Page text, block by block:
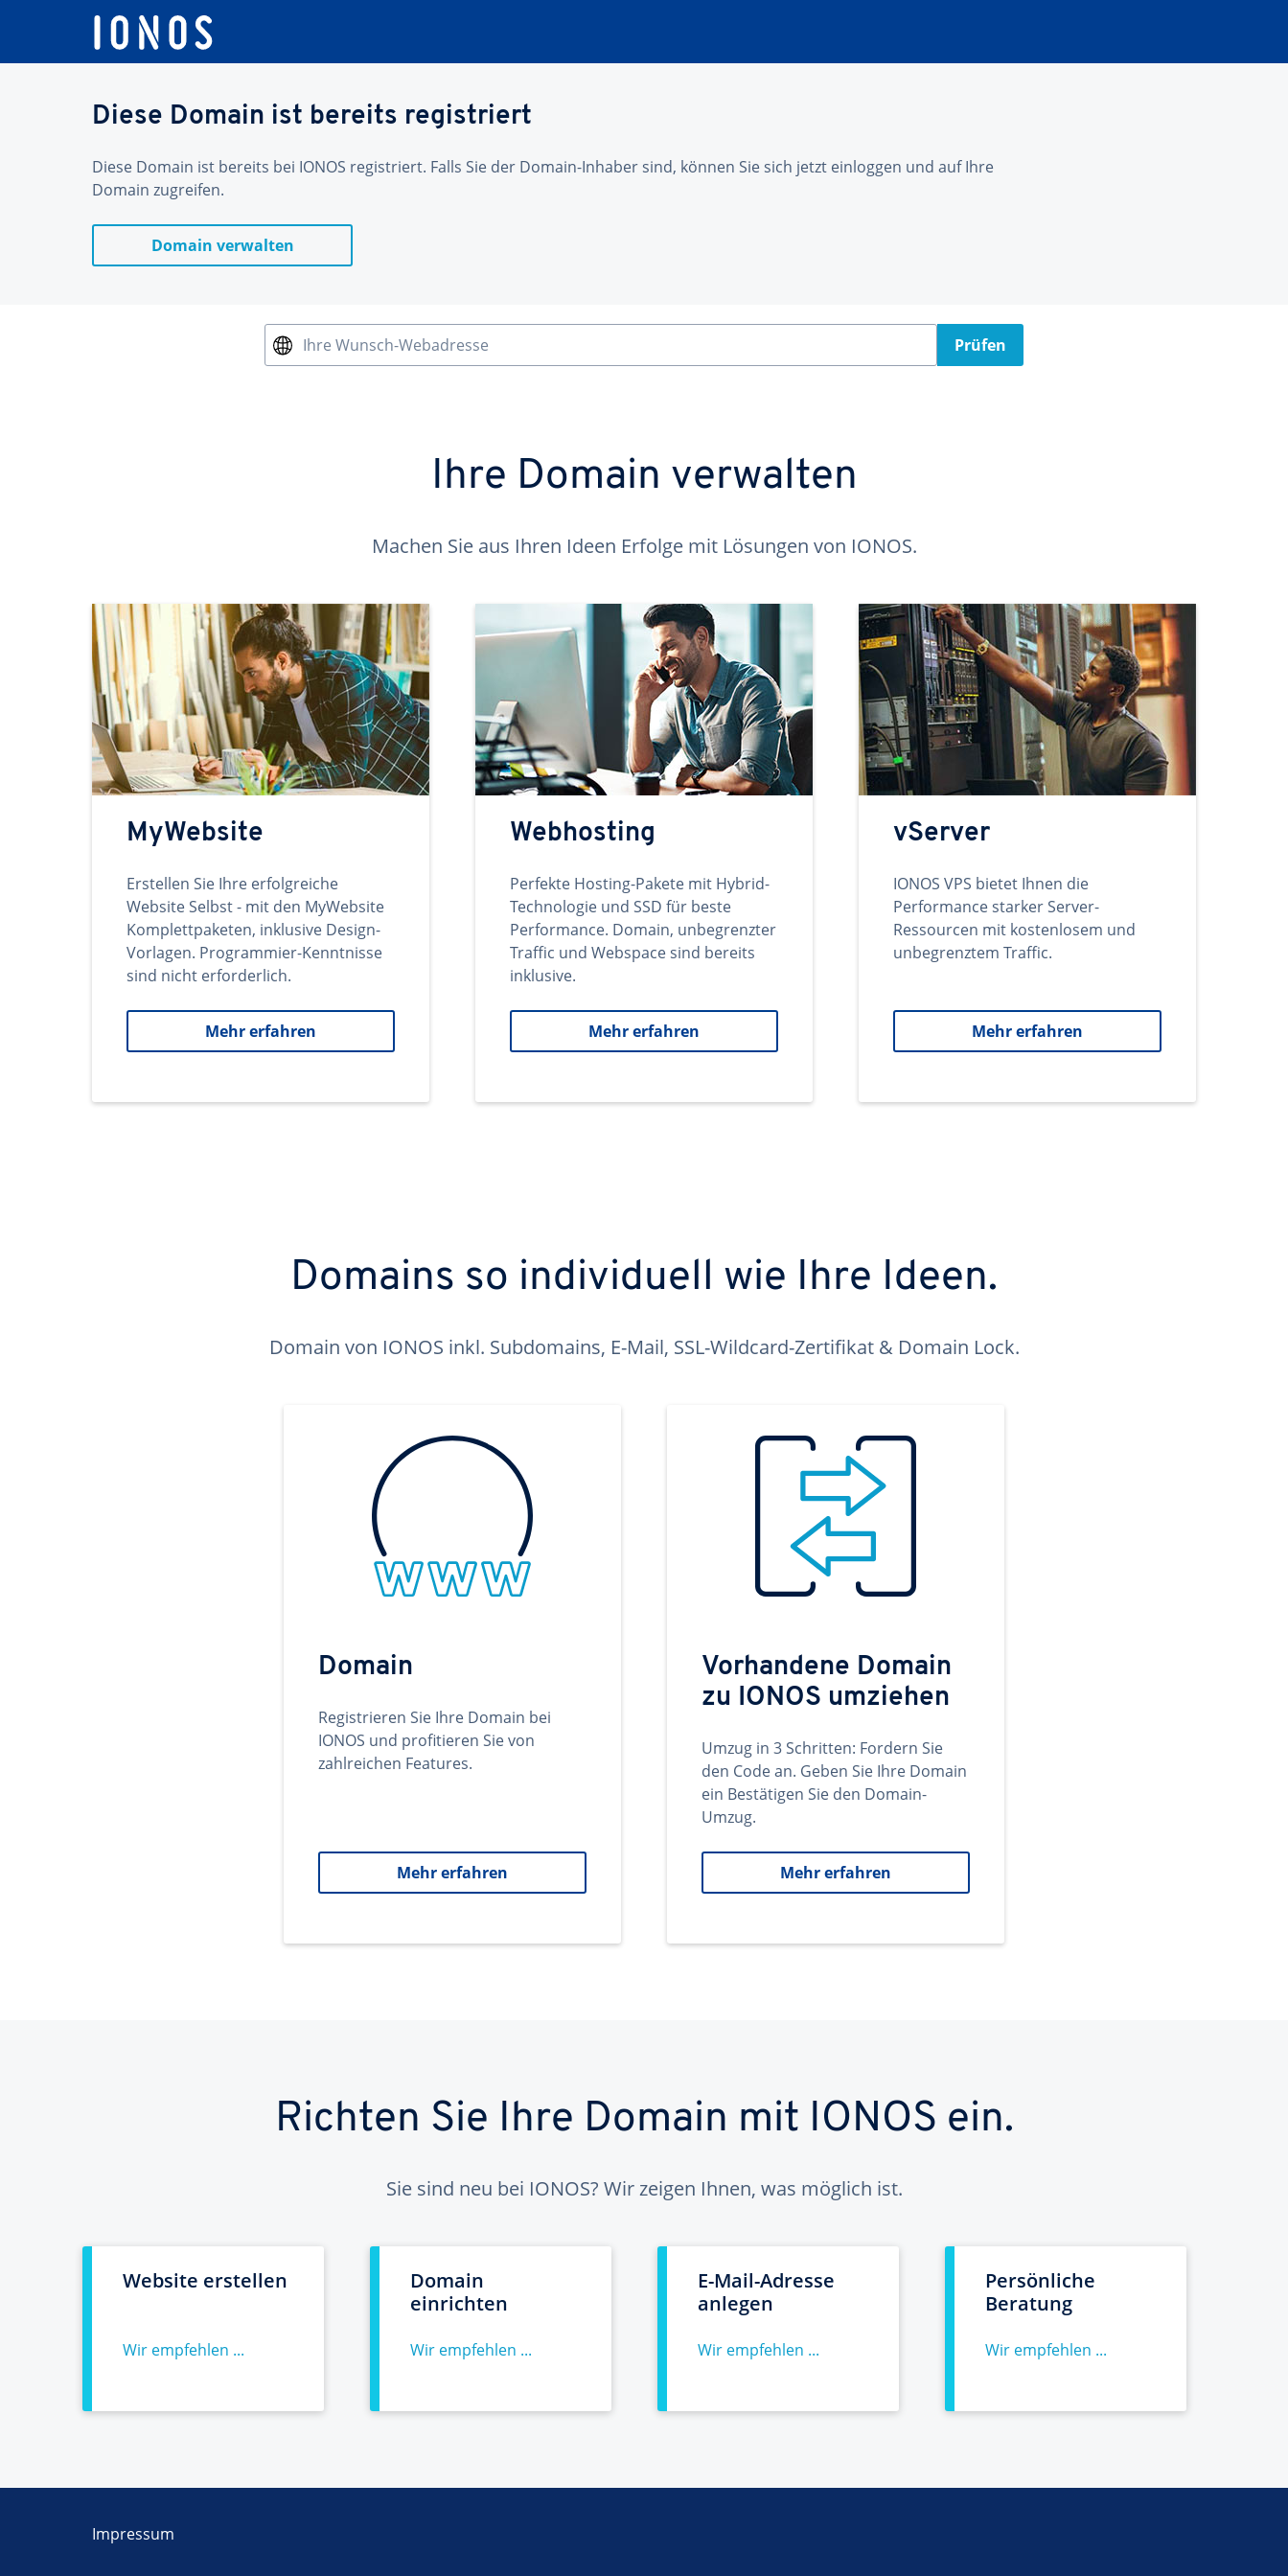
Diese Domain ist bereits registriert
Diese Domain ist bereits bei IONOS registriert. Falls Sie der Domain-Inhaber sind, können Sie sich jetzt einloggen und auf Ihre
Domain zugreifen.
Domain verwalten
Ihre Wunsch-Webadresse Prüfen
Ihre Domain verwalten
Machen Sie aus Ihren Ideen Erfolge mit Lösungen von IONOS.
MyWebsite
Erstellen Sie Ihre erfolgreiche
Website Selbst - mit den MyWebsite
Komplettpaketen, inklusive Design-
Vorlagen. Programmier-Kenntnisse
sind nicht erforderlich.
Mehr erfahren
Webhosting
Perfekte Hosting-Pakete mit Hybrid-
Technologie und SSD für beste
Performance. Domain, unbegrenzter
Traffic und Webspace sind bereits
inklusive.
Mehr erfahren
vServer
IONOS VPS bietet Ihnen die
Performance starker Server-
Ressourcen mit kostenlosem und
unbegrenztem Traffic.
Mehr erfahren
Domains so individuell wie Ihre Ideen.
Domain von IONOS inkl. Subdomains, E-Mail, SSL-Wildcard-Zertifikat & Domain Lock.
Domain
Registrieren Sie Ihre Domain bei
IONOS und profitieren Sie von
zahlreichen Features.
Mehr erfahren
Vorhandene Domain
zu IONOS umziehen
Umzug in 3 Schritten: Fordern Sie
den Code an. Geben Sie Ihre Domain
ein Bestätigen Sie den Domain-
Umzug.
Mehr erfahren
Richten Sie Ihre Domain mit IONOS ein.
Sie sind neu bei IONOS? Wir zeigen Ihnen, was möglich ist.
Website erstellen
Wir empfehlen ...
Domain
einrichten
Wir empfehlen ...
E-Mail-Adresse
anlegen
Wir empfehlen ...
Persönliche
Beratung
Wir empfehlen ...
Impressum